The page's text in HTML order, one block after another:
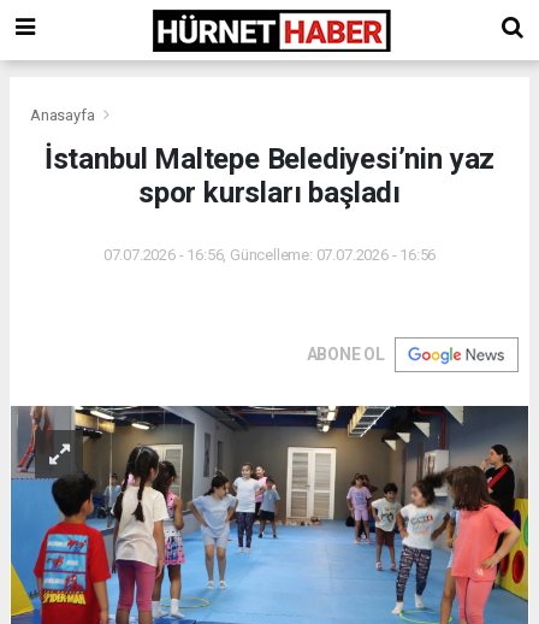
Anasayfa
İstanbul Maltepe Belediyesi’nin yaz
spor kursları başladı
07.07.2026 - 16:56, Güncelleme: 07.07.2026 - 16:56
ABONE OL